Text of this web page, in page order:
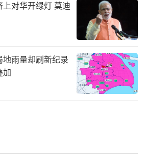
对华开绿灯 莫迪
雨量却刷新纪录